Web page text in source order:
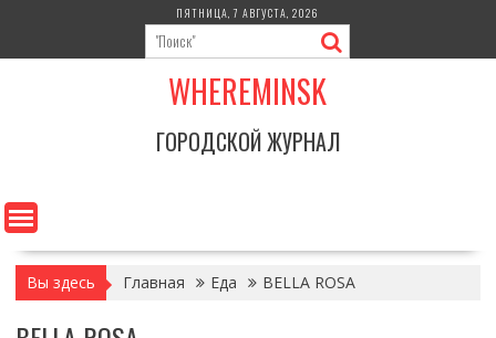
содержимому
ПЯТНИЦА, 7 АВГУСТА, 2026
WHEREMINSK
ГОРОДСКОЙ ЖУРНАЛ
Вы здесь Главная Еда BELLA ROSA